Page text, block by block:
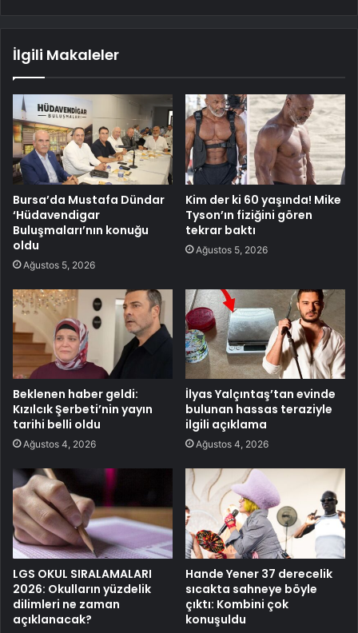
İlgili Makaleler
Bursa’da Mustafa Dündar
‘Hüdavendigar
Buluşmaları’nın konuğu
oldu
Ağustos 5, 2026
Kim der ki 60 yaşında! Mike
Tyson’ın fiziğini gören
tekrar baktı
Ağustos 5, 2026
Beklenen haber geldi:
Kızılcık Şerbeti’nin yayın
tarihi belli oldu
Ağustos 4, 2026
İlyas Yalçıntaş’tan evinde
bulunan hassas teraziyle
ilgili açıklama
Ağustos 4, 2026
LGS OKUL SIRALAMALARI
2026: Okulların yüzdelik
dilimleri ne zaman
açıklanacak?
Hande Yener 37 derecelik
sıcakta sahneye böyle
çıktı: Kombini çok
konuşuldu